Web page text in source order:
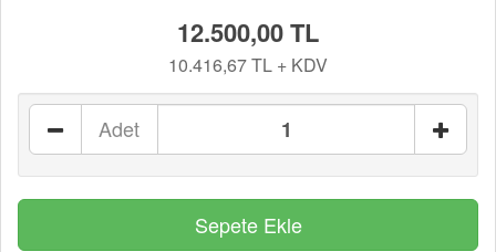
12.500,00 TL
10.416,67 TL + KDV
Adet